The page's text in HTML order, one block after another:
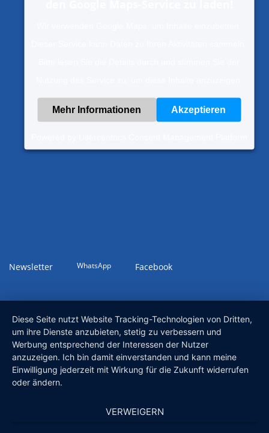
Mehr Informationen Akzeptieren
Newsletter WhatsApp Facebook
Diese Seite nutzt Website Tracking-Technologien von Dritten,
um ihre Dienste anzubieten, stetig zu verbessern und
Werbung entsprechend der Interessen der Nutzer
anzuzeigen. Ich bin damit einverstanden und kann meine
Einwilligung jederzeit mit Wirkung für die Zukunft widerrufen
oder ändern.
VERWEIGERN